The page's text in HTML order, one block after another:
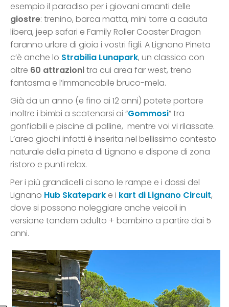
esempio il paradiso per i giovani amanti delle
giostre: trenino, barca matta, mini torre a caduta
libera, jeep safari e Family Roller Coaster Dragon
faranno urlare di gioia i vostri figli. A Lignano Pineta
c’è anche lo Strabilia Lunapark, un classico con
oltre 60 attrazionitra cui area far west, treno
fantasma e l’immancabile bruco-mela.
Già da un anno (e fino ai 12 anni) potete portare
inoltre i bimbi a scatenarsi ai “Gommosi” tra
gonfiabili e piscine di palline, mentre voi vi rilassate.
L’area giochi infatti è inserita nel bellissimo contesto
naturale della pineta di Lignano e dispone di zona
ristoro e punti relax.
Per i più grandicelli ci sono le rampe e i dossi del
Lignano Hub Skatepark e i kart di Lignano Circuit,
dove si possono noleggiare anche veicoli in
versione tandem adulto + bambino a partire dai 5
anni.